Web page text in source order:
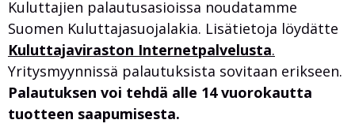
Kuluttajien palautusasioissa noudatamme
Suomen Kuluttajasuojalakia. Lisätietoja löydätte
Kuluttajaviraston Internetpalvelusta.
Yritysmyynnissä palautuksista sovitaan erikseen.
Palautuksen voi tehdä alle 14 vuorokautta
tuotteen saapumisesta.